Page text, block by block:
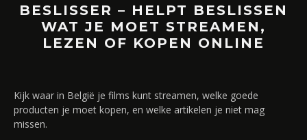
BESLISSER – HELPT BESLISSEN
WAT JE MOET STREAMEN,
LEZEN OF KOPEN ONLINE
Kijk waar in België je films kunt streamen, welke goede
producten je moet kopen, en welke artikelen je niet mag
missen.